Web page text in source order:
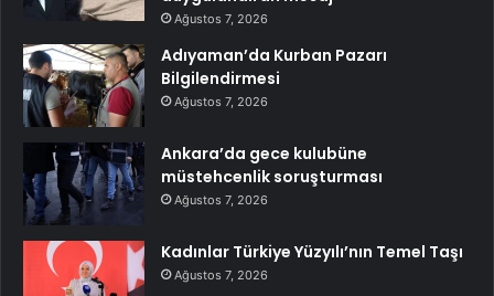
Ağustos 7, 2026
Adıyaman’da Kurban Pazarı
Bilgilendirmesi
Ağustos 7, 2026
Ankara’da gece kulubüne
müstehcenlik soruşturması
Ağustos 7, 2026
Kadınlar Türkiye Yüzyılı’nın Temel Taşı
Ağustos 7, 2026